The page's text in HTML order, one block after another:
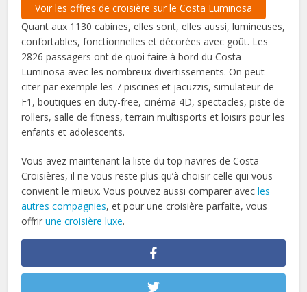
Voir les offres de croisière sur le Costa Luminosa
Quant aux 1130 cabines, elles sont, elles aussi, lumineuses,
confortables, fonctionnelles et décorées avec goût. Les
2826 passagers ont de quoi faire à bord du Costa
Luminosa avec les nombreux divertissements. On peut
citer par exemple les 7 piscines et jacuzzis, simulateur de
F1, boutiques en duty-free, cinéma 4D, spectacles, piste de
rollers, salle de fitness, terrain multisports et loisirs pour les
enfants et adolescents.
Vous avez maintenant la liste du top navires de Costa
Croisières, il ne vous reste plus qu’à choisir celle qui vous
convient le mieux. Vous pouvez aussi comparer avecles
autres compagnies, et pour une croisière parfaite, vous
offrirune croisière luxe.